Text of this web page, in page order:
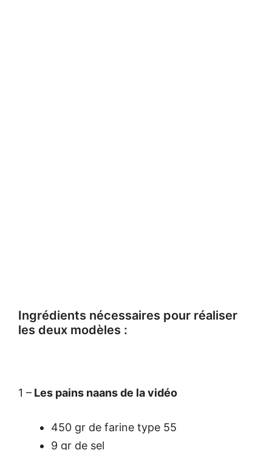
Ingrédients nécessaires pour réaliser
les deux modèles :
1 – Les pains naans de la vidéo
450 gr de farine type 55
9 gr de sel